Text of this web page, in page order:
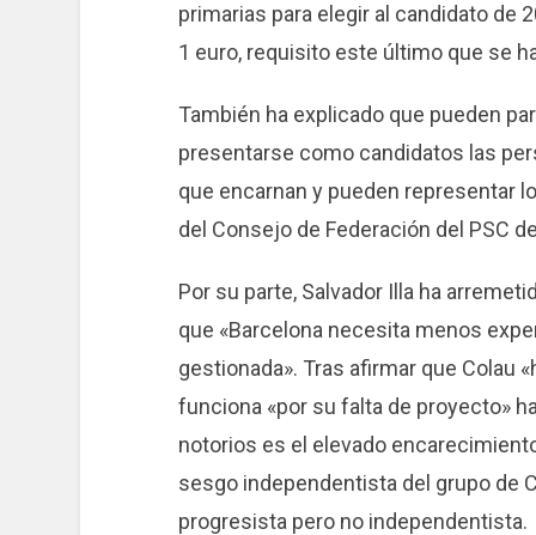
primarias para elegir al candidato de
1 euro, requisito este último que se
También ha explicado que pueden
presentarse como candidatos las
que encarnan y pueden representar
del Consejo de Federación del PSC
Por su parte, Salvador Illa ha
que «Barcelona necesita menos
gestionada». Tras afirmar que Colau
funciona «por su falta de proyecto»
notorios es el elevado
sesgo independentista del grupo de
progresista pero no independentista.